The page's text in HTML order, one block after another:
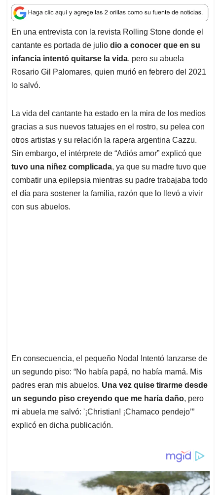
a
t
s
A
p
p
c
e
b
o
o
k
n
k
e
d
I
n
a
i
l
r
e
a
d
s
En una entrevista con la revista Rolling Stone donde el
cantante es portada de julio dio a conocer que en su
infancia intentó quitarse la vida, pero su abuela
Rosario Gil Palomares, quien murió en febrero del 2021
lo salvó.
La vida del cantante ha estado en la mira de los medios
gracias a sus nuevos tatuajes en el rostro, su pelea con
otros artistas y su relación la rapera argentina Cazzu.
Sin embargo, el intérprete de “Adiós amor” explicó que
tuvo una niñez complicada, ya que su madre tuvo que
combatir una epilepsia mientras su padre trabajaba todo
el día para sostener la familia, razón que lo llevó a vivir
con sus abuelos.
En consecuencia, el pequeño Nodal Intentó lanzarse de
un segundo piso: “No había papá, no había mamá. Mis
padres eran mis abuelos. Una vez quise tirarme desde
un segundo piso creyendo que me haría daño, pero
mi abuela me salvó: '¡Christian! ¡Chamaco pendejo’”
explicó en dicha publicación.